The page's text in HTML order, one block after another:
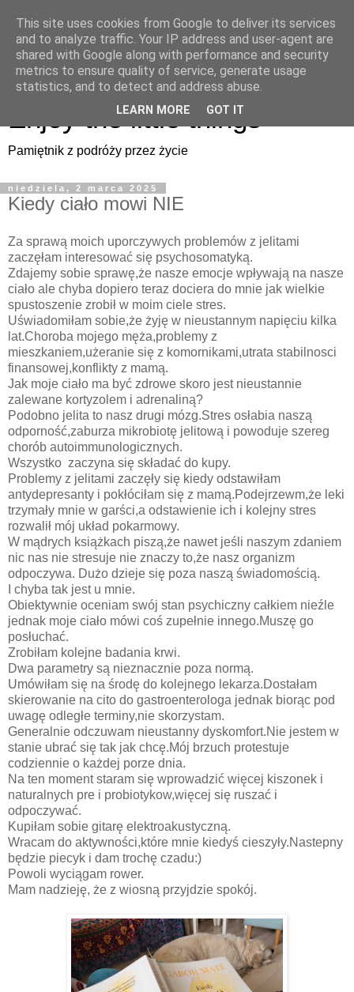
Enjoy the little things
Pamiętnik z podróży przez życie
Enjoy the little things
Pamiętnik z podróży przez życie
niedziela, 2 marca 2025
Kiedy ciało mowi NIE
Za sprawą moich uporczywych problemów z jelitami
zaczęłam interesować się psychosomatyką.
Zdajemy sobie sprawę,że nasze emocje wpływają na nasze
ciało ale chyba dopiero teraz dociera do mnie jak wielkie
spustoszenie zrobił w moim ciele stres.
Uświadomiłam sobie,że żyję w nieustannym napięciu kilka
lat.Choroba mojego męża,problemy z
mieszkaniem,użeranie się z komornikami,utrata stabilnosci
finansowej,konflikty z mamą.
Jak moje ciało ma być zdrowe skoro jest nieustannie
zalewane kortyzolem i adrenaliną?
Podobno jelita to nasz drugi mózg.Stres osłabia naszą
odporność,zaburza mikrobiotę jelitową i powoduje szereg
chorób autoimmunologicznych.
Wszystko zaczyna się składać do kupy.
Problemy z jelitami zaczęły się kiedy odstawiłam
antydepresanty i pokłóciłam się z mamą.Podejrzewm,że leki
trzymały mnie w garści,a odstawienie ich i kolejny stres
rozwalił mój układ pokarmowy.
W mądrych książkach piszą,że nawet jeśli naszym zdaniem
nic nas nie stresuje nie znaczy to,że nasz organizm
odpoczywa. Dużo dzieje się poza naszą świadomością.
I chyba tak jest u mnie.
Obiektywnie oceniam swój stan psychiczny całkiem nieźle
jednak moje ciało mówi coś zupełnie innego.Muszę go
posłuchać.
Zrobiłam kolejne badania krwi.
Dwa parametry są nieznacznie poza normą.
Umówiłam się na środę do kolejnego lekarza.Dostałam
skierowanie na cito do gastroenterologa jednak biorąc pod
uwagę odległe terminy,nie skorzystam.
Generalnie odczuwam nieustanny dyskomfort.Nie jestem w
stanie ubrać się tak jak chcę.Mój brzuch protestuje
codziennie o każdej porze dnia.
Na ten moment staram się wprowadzić więcej kiszonek i
naturalnych pre i probiotykow,więcej się ruszać i
odpoczywać.
Kupiłam sobie gitarę elektroakustyczną.
Wracam do aktywności,które mnie kiedyś cieszyły.Nastepny
będzie piecyk i dam trochę czadu:)
Powoli wyciągam rower.
Mam nadzieję, że z wiosną przyjdzie spokój.
This site uses cookies from Google to deliver its services
and to analyze traffic. Your IP address and user-agent are
shared with Google along with performance and security
metrics to ensure quality of service, generate usage
statistics, and to detect and address abuse.
LEARN MORE GOT IT